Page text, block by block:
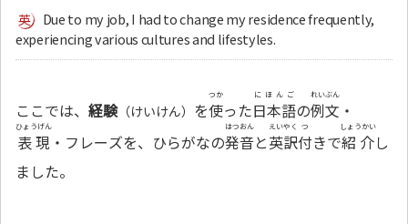
Due to my job, I had to change my residence frequently,
experiencing various cultures and lifestyles.
ここでは、 経験（けいけん） を使
つか
った日本語
にほんご
の例文
れいぶん
・
表現
ひょうげん
・フレーズを、ひらがなの発音
はつおん
と英訳
えいやく
付
つ
きで紹介
しょうかい
し
ました。